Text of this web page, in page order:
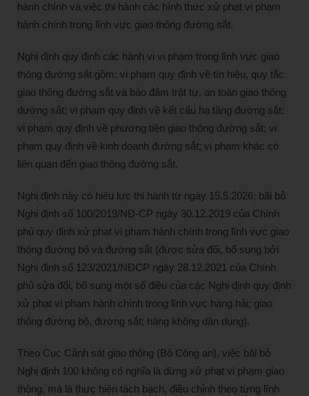
hành chính và việc thi hành các hình thức xử phạt vi phạm
hành chính trong lĩnh vực giao thông đường sắt.
Nghị định quy định các hành vi vi phạm trong lĩnh vực giao
thông đường sắt gồm: vi phạm quy định về tín hiệu, quy tắc
giao thông đường sắt và bảo đảm trật tự, an toàn giao thông
đường sắt; vi phạm quy định về kết cấu hạ tầng đường sắt;
vi phạm quy định về phương tiện giao thông đường sắt; vi
phạm quy định về kinh doanh đường sắt; vi phạm khác có
liên quan đến giao thông đường sắt.
Nghị định này có hiệu lực thi hành từ ngày 15.5.2026; bãi bỏ
Nghị định số 100/2019/NĐ-CP ngày 30.12.2019 của Chính
phủ quy định xử phạt vi phạm hành chính trong lĩnh vực giao
thông đường bộ và đường sắt (được sửa đổi, bổ sung bởi
Nghị định số 123/2021/NĐCP ngày 28.12.2021 của Chính
phủ sửa đổi, bổ sung một số điều của các Nghị định quy định
xử phạt vi phạm hành chính trong lĩnh vực hàng hải; giao
thông đường bộ, đường sắt; hàng không dân dụng).
Theo Cục Cảnh sát giao thông (Bộ Công an), việc bãi bỏ
Nghị định 100 không có nghĩa là dừng xử phạt vi phạm giao
thông, mà là thực hiện tách bạch, điều chỉnh theo từng lĩnh